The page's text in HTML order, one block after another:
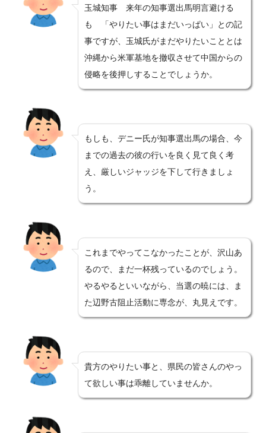
玉城知事 来年の知事選出馬明言避ける
も 「やりたい事はまだいっぱい」との記
事ですが、玉城氏がまだやりたいこととは
沖縄から米軍基地を撤収させて中国からの
侵略を後押しすることでしょうか。
もしも、デニー氏が知事選出馬の場合、今
までの過去の彼の行いを良く見て良く考
え、厳しいジャッジを下して行きましょ
う。
これまでやってこなかったことが、沢山あ
るので、まだ一杯残っているのでしょう。
やるやるといいながら、当選の暁には、ま
た辺野古阻止活動に専念が、丸見えです。
貴方のやりたい事と、県民の皆さんのやっ
て欲しい事は乖離していませんか。